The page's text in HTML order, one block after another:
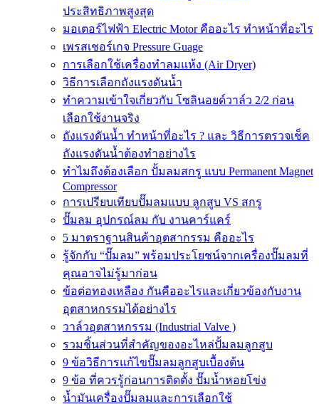
ประสิทธิภาพสูงสุด
มอเตอร์ไฟฟ้า Electric Motor คืออะไร ทำหน้าที่อะไร
เพรสเชอร์เกจ Pressure Guage
การเลือกใช้เครื่องทำลมแห้ง (Air Dryer)
วิธีการเลือกถังแรงดันน้ำ
ทำความเข้าใจเกี่ยวกับ โซลินอยด์วาล์ว 2/2 ก่อน
เลือกใช้งานจริง
ถังแรงดันน้ำ ทำหน้าที่อะไร ? และ วิธีการตรวจเช็ค
ถังแรงดันน้ำต้องทำอย่างไร
ทำไมถึงต้องเลือก ปั้มลมสกรู แบบ Permanent Magnet
Compressor
การเปรียบเทียบปั๊มลมแบบ ลูกสูบ VS สกรู
ปั๊มลม อุปกรณ์ลม กับ งานคาร์แคร์
5 มาตราฐานสินค้าอุตสากรรม คืออะไร
รู้จักกับ “ปั๊มลม” พร้อมประโยชน์จากเครื่องปั๊มลมที่
คุณอาจไม่รู้มาก่อน
ข้อต่อทองเหลือง กันคืออะไรและเกี่ยวข้องกับงาน
อุตสาหกรรมได้อย่างไร
วาล์วอุตสาหกรรม (Industrial Valve )
รวมชิ้นส่วนที่สำคัญของอะไหล่ปั้มลมลูกสูบ
9 ข้อวิธีการแก้ไขปั๊มลมลูกสูบเบื้องต้น
9 ข้อ ที่ควรรู้ก่อนการติดตั้ง ปั๊มน้ำหอยโข่ง
น้ำมันเครื่องปั๊มลมและการเลือกใช้